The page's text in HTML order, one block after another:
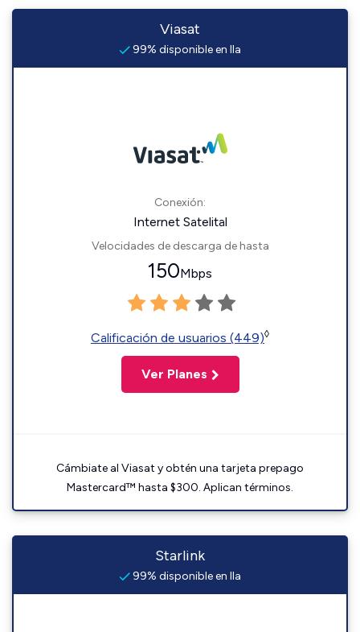
Viasat
99% disponible en Ila
Conexión:
Internet Satelital
Velocidades de descarga de hasta
150Mbps
Calificación de usuarios (449)◊
Ver Planes
Cámbiate al Viasat y obtén una tarjeta prepago
Mastercard™ hasta $300. Aplican términos.
Starlink
99% disponible en Ila